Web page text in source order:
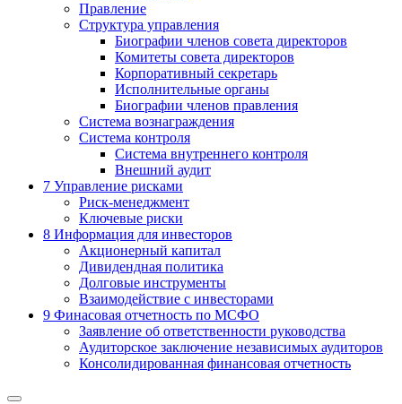
Правление
Структура управления
Биографии членов совета директоров
Комитеты совета директоров
Корпоративный секретарь
Исполнительные органы
Биографии членов правления
Система вознаграждения
Система контроля
Система внутреннего контроля
Внешний аудит
7 Управление рисками
Риск-менеджмент
Ключевые риски
8 Информация для инвесторов
Акционерный капитал
Дивидендная политика
Долговые инструменты
Взаимодействие с инвеcторами
9 Финасовая отчетность по МСФО
Заявление об ответственности руководства
Аудиторское заключение независимых аудиторов
Консолидированная финансовая отчетность